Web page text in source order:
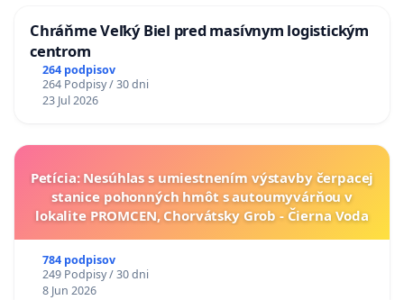
Chráňme Veľký Biel pred masívnym logistickým
centrom
264 podpisov
264 Podpisy / 30 dni
23 Jul 2026
Petícia: Nesúhlas s umiestnením výstavby čerpacej
stanice pohonných hmôt s autoumyvárňou v
lokalite PROMCEN, Chorvátsky Grob - Čierna Voda
784 podpisov
249 Podpisy / 30 dni
8 Jun 2026